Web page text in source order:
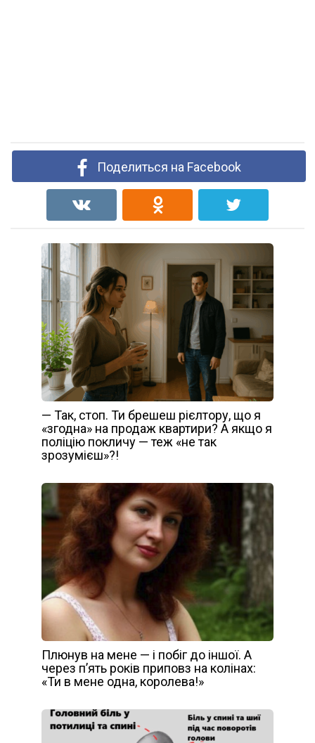
Поделиться на Facebook
— Так, стоп. Ти брешеш рієлтору, що я
«згодна» на продаж квартири? А якщо я
поліцію покличу — теж «не так
зрозумієш»?!
Плюнув на мене — і побіг до іншої. А
через п’ять років приповз на колінах:
«Ти в мене одна, королева!»